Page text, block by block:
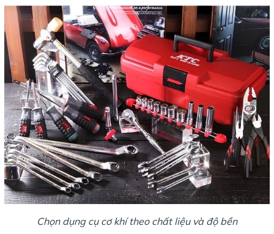
Chọn dụng cụ cơ khí theo chất liệu và độ bền